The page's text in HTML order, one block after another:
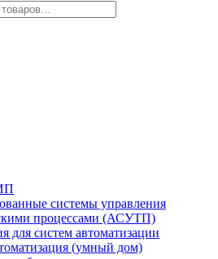
системы управления
процессами (АСУТП)
для систем автоматизации
(умный дом)